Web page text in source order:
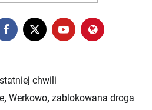
chwili
, Werkowo, zablokowana droga